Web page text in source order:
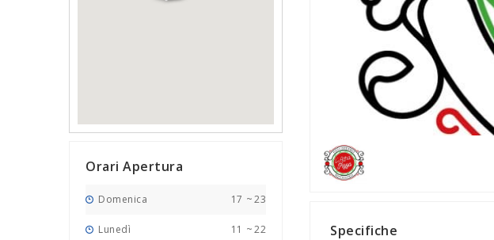
Orari Apertura
Domenica 17 ~23
Lunedì 11 ~22 Specifiche